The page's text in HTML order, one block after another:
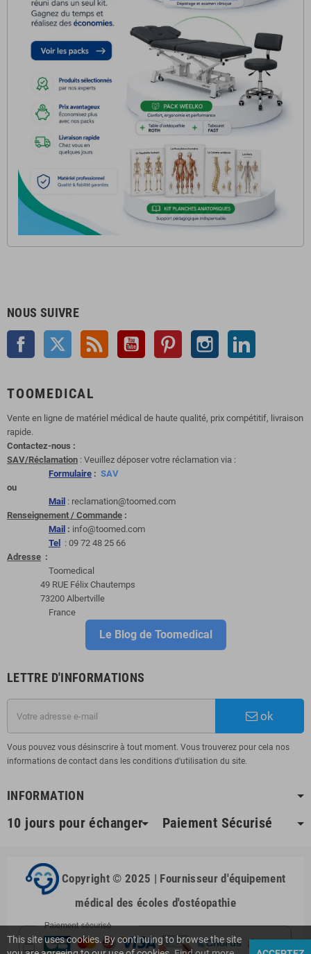
NOUS SUIVRE
Facebook Twitter YouTube Pinterest Instagram
TOOMEDICAL
Vente en ligne de matériel médical de haute qualité, prix compétitif, livraison
rapide.
Contactez-nous :
SAV/Réclamation : Veuillez déposer votre réclamation via :
Formulaire : SAV
ou
Mail : reclamation@toomed.com
Renseignement / Commande :
Mail : info@toomed.com
Tel
: 09 72 48 25 66
Adresse :
Toomedical
49 RUE Félix Chautemps
73200 Albertville
France
Le Blog de Toomedical
LETTRE D'INFORMATIONS
ok
Vous pouvez vous désinscrire à tout moment. Vous trouverez pour cela nos
informations de contact dans les conditions d'utilisation du site.
INFORMATION
10 jours pour échanger Paiement Sécurisé
Copyright © 2025 | Fournisseur d'équipement
médical des écoles d'ostéopathie
This site uses cookies. By continuing to browse the site